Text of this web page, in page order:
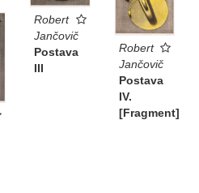
Robert
Jančovič
Postava
III
Robert
Jančovič
Postava
IV.
[Fragment]